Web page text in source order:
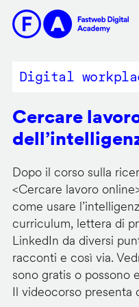
contenuto
Digital
Cercare
Dopo il corso sulla
<Cercare lavoro online
come usare
curriculum, lettera di
LinkedIn da diversi
racconti e così via.
sono gratis o possono
Il videocorso presenta